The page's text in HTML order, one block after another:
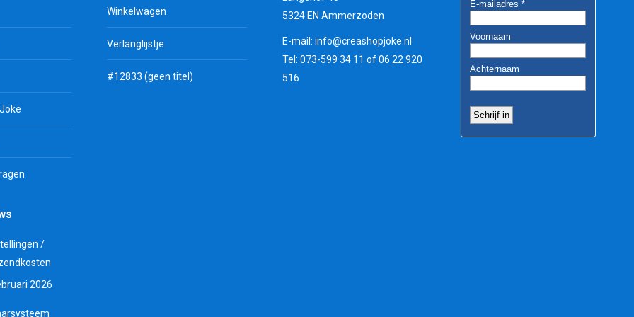
Winkelwagen
Verlanglijstje
#12833 (geen titel)
5324 EN Ammerzoden
E-mail: info@creashopjoke.nl
Tel: 073-599 34 11 of 06 22 920
516
/
2026